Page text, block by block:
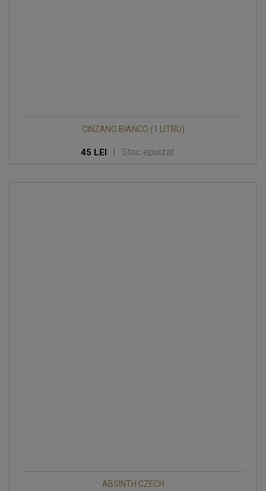
CINZANO BIANCO (1 LITRU)
45 LEI Stoc epuizat
ABSINTH CZECH